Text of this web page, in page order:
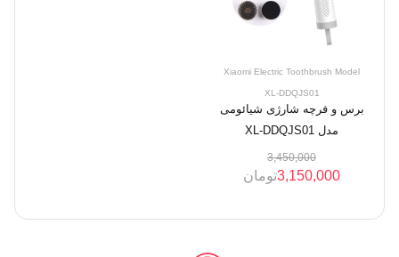
Xiaomi Electric Toothbrush Model
XL-DDQJS01
برس و فرچه شارژی شیائومی
مدل XL-DDQJS01
3,450,000
3,150,000تومان